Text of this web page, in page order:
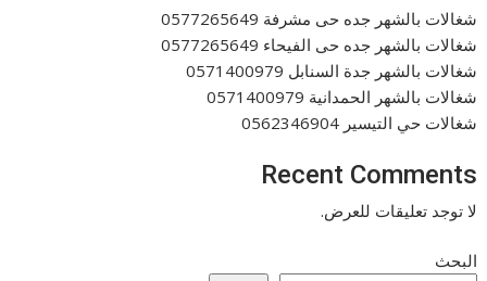
شغالات بالشهر جده حى مشرفة 0577265649
شغالات بالشهر جده حى الفيحاء 0577265649
شغالات بالشهر جدة السنابل 0571400979
شغالات بالشهر الحمدانية 0571400979
شغالات حي التيسير 0562346904
Recent Comments
لا توجد تعليقات للعرض.
البحث